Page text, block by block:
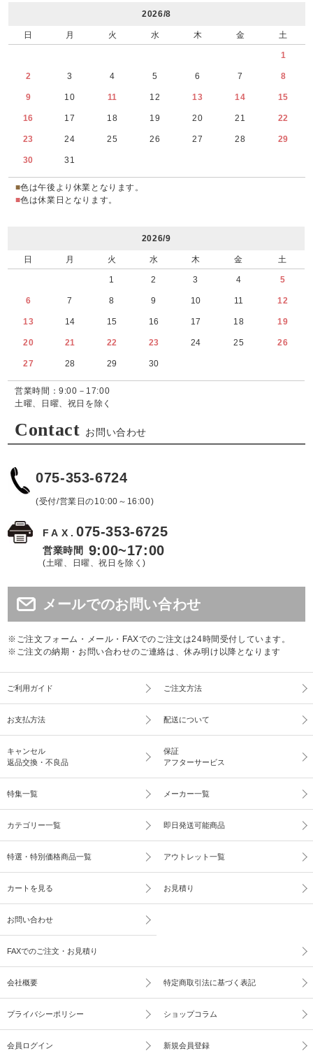
2026/8
日 月 火 水 木 金 土
1
2 3 4 5 6 7 8
9 10 11 12 13 14 15
16 17 18 19 20 21 22
23 24 25 26 27 28 29
30 31
■色は午後より休業となります。
■色は休業日となります。
2026/9
日 月 火 水 木 金 土
1 2 3 4 5
6 7 8 9 10 11 12
13 14 15 16 17 18 19
20 21 22 23 24 25 26
27 28 29 30
営業時間：9:00－17:00
土曜、日曜、祝日を除く
Contact お問い合わせ
075-353-6724
(受付/営業日の10:00～16:00)
FAX.075-353-6725
営業時間 9:00~17:00
(土曜、日曜、祝日を除く)
メールでのお問い合わせ
※ご注文フォーム・メール・FAXでのご注文は24時間受付しています。
※ご注文の納期・お問い合わせのご連絡は、休み明け以降となります
ご利用ガイド ご注文方法
お支払方法 配送について
キャンセル
返品交換・不良品
保証
アフターサービス
特集一覧 メーカー一覧
カテゴリー一覧 即日発送可能商品
特選・特別価格商品一覧 アウトレット一覧
カートを見る お見積り
お問い合わせ
FAXでのご注文・お見積り
会社概要 特定商取引法に基づく表記
プライバシーポリシー ショップコラム
会員ログイン 新規会員登録